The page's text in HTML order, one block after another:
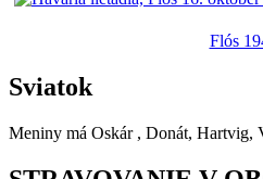
Flós
Sviatok
Meniny má Oskár , Donát, Hartvig,